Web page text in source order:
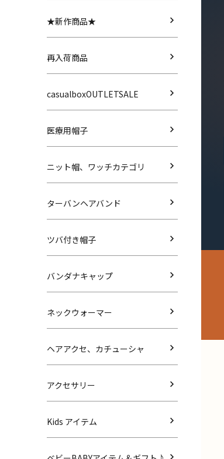
★新作商品★
再入荷商品
casualboxOUTLETSALE
医療用帽子
ニット帽、ワッチカテゴリ
ターバンヘアバンド
ツバ付き帽子
バンダナキャップ
ネックウォーマー
ヘアアクセ、カチューシャ
アクセサリー
Kids アイテム